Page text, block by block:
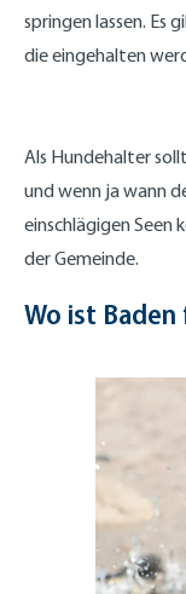
springen lassen. Es
die eingehalten
Als Hundehalter
und wenn ja wann
einschlägigen Seen
der Gemeinde.
Wo ist